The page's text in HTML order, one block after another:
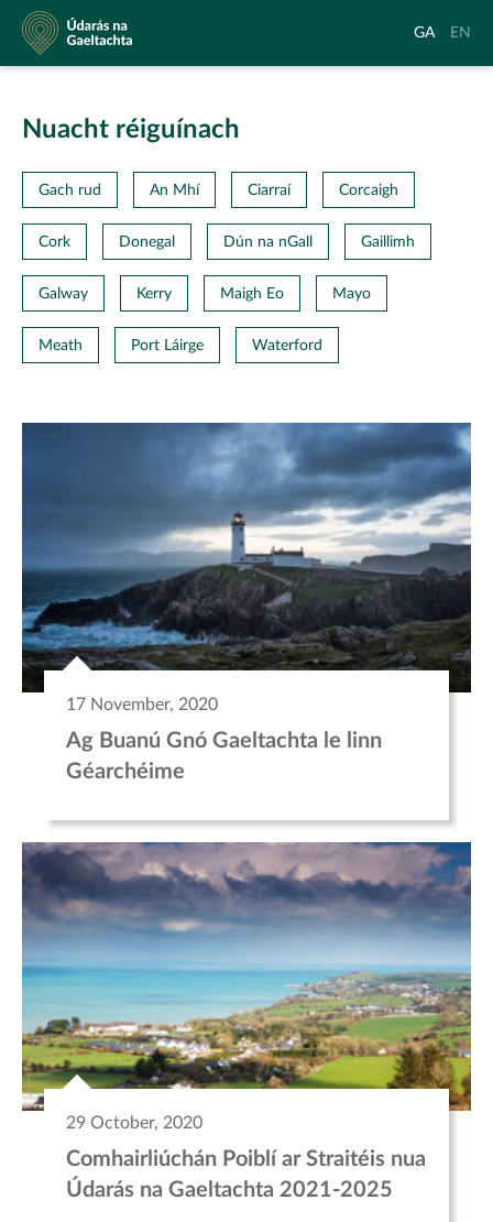
Údarás
na
Gaeltachta
Aistrigh
Gaeilge
GA
to
EN
Nuacht réiguínach
Gach rud An Mhí Ciarraí Corcaigh
Cork Donegal Dún na nGall Gaillimh
Galway Kerry Maigh Eo Mayo
Meath Port Láirge Waterford
17 November, 2020
Ag Buanú Gnó Gaeltachta le linn
Géarchéime
29 October, 2020
Comhairliúchán Poiblí ar Straitéis nua
Údarás na Gaeltachta 2021-2025